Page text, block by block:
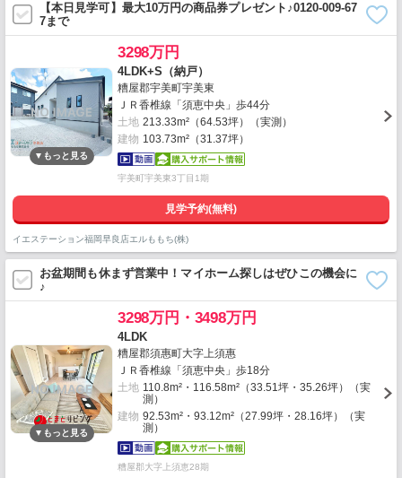
【本日見学可】最大10万円の商品券プレゼント♪0120-009-67
7まで
3298万円
4LDK+S（納戸）
糟屋郡宇美町宇美東
ＪＲ香椎線「須恵中央」歩44分
土地 213.33m²（64.53坪）（実測）
建物 103.73m²（31.37坪）
宇美町宇美東3丁目1期
見学予約(無料)
イエステーション福岡早良店エルももち(株)
お盆期間も休まず営業中！マイホーム探しはぜひこの機会に
♪
3298万円・3498万円
4LDK
糟屋郡須惠町大字上須惠
ＪＲ香椎線「須恵中央」歩18分
土地 110.8m²・116.58m²（33.51坪・35.26坪）（実
測）
建物 92.53m²・93.12m²（27.99坪・28.16坪）（実
測）
糟屋郡大字上須恵28期